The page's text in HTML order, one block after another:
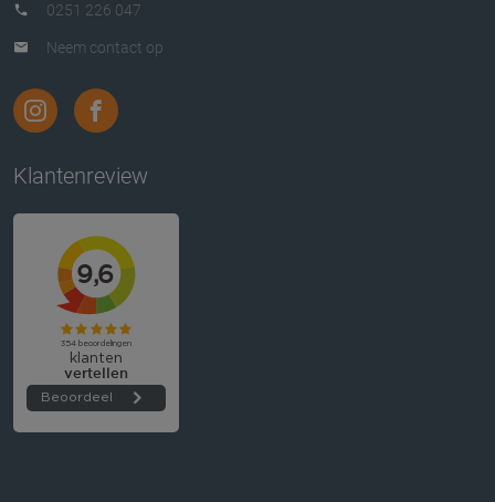
0251 226 047
Neem contact op
Klantenreview